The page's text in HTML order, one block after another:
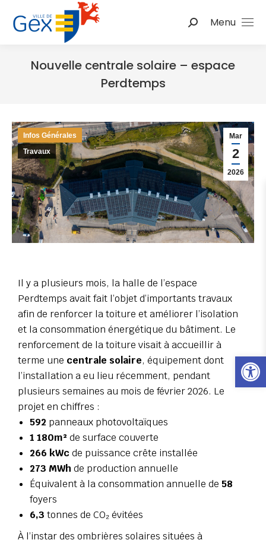
Ouvrir
Menu
Nouvelle centrale solaire – espace
Perdtemps
Mar
2
2026
Infos Générales
Travaux
Il y a plusieurs mois, la halle de l’espace
Perdtemps avait fait l’objet d’importants travaux
afin de renforcer la toiture et améliorer l’isolation
et la consommation énergétique du bâtiment. Le
renforcement de la toiture visait à accueillir à
terme une centrale solaire, équipement dont
l’installation a eu lieu récemment, pendant
plusieurs semaines au mois de février 2026. Le
projet en chiffres :
592 panneaux photovoltaïques
1 180m² de surface couverte
266 kWcde puissance crête installée
273 MWh de production annuelle
Équivalent à la consommation annuelle de 58
foyers
6,3 tonnes de CO₂ évitées
À l’instar des ombrières solaires situées à